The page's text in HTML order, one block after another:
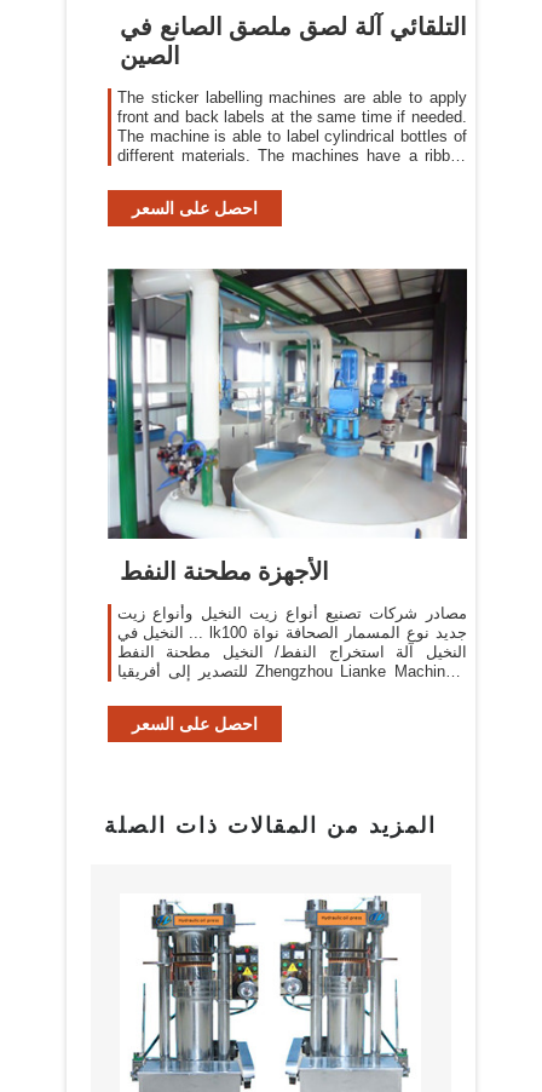
التلقائي آلة لصق ملصق الصانع في
الصين
The sticker labelling machines are able to apply
front and back labels at the same time if needed.
The machine is able to label cylindrical bottles of
different materials. The machines have a ribbed
should include a sturdy alignment system for the
label to pass through.Some other machines have
احصل على السعر
الأجهزة مطحنة النفط
مصادر شركات تصنيع أنواع زيت النخيل وأنواع زيت
النخيل في ... lk100 جديد نوع المسمار الصحافة نواة
النخيل آلة استخراج النفط/ النخيل مطحنة النفط
للتصدير إلى أفريقيا Zhengzhou Lianke Machinery
احصل على السعر
المزيد من المقالات ذات الصلة